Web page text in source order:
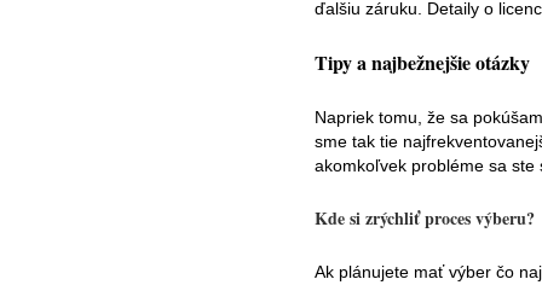
ďalšiu záruku. Detaily o
Tipy a najbežnejšie otázky
Napriek tomu, že sa
sme tak tie
akomkoľvek probléme sa
Kde si zrýchliť proces výberu?
Ak plánujete mať výber čo